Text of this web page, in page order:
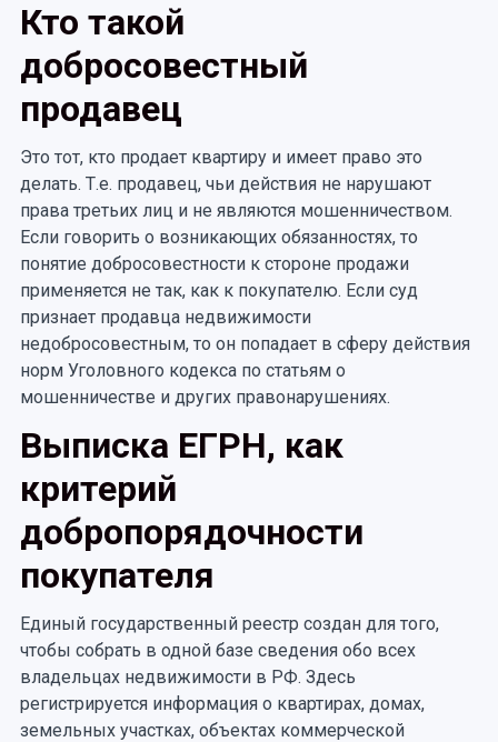
Кто такой
добросовестный
продавец
Это тот, кто продает квартиру и имеет право это
делать. Т.е. продавец, чьи действия не нарушают
права третьих лиц и не являются мошенничеством.
Если говорить о возникающих обязанностях, то
понятие добросовестности к стороне продажи
применяется не так, как к покупателю. Если суд
признает продавца недвижимости
недобросовестным, то он попадает в сферу действия
норм Уголовного кодекса по статьям о
мошенничестве и других правонарушениях.
Выписка ЕГРН, как
критерий
добропорядочности
покупателя
Единый государственный реестр создан для того,
чтобы собрать в одной базе сведения обо всех
владельцах недвижимости в РФ. Здесь
регистрируется информация о квартирах, домах,
земельных участках, объектах коммерческой